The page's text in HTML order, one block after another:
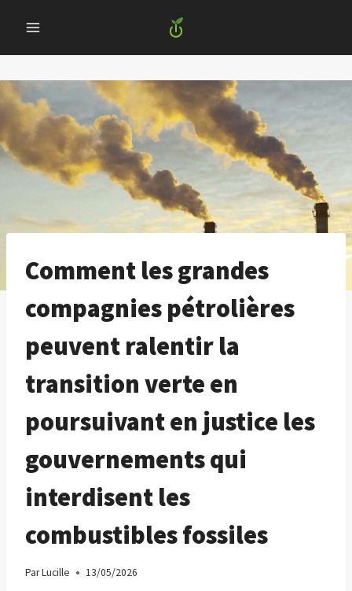
content
Comment les grandes
compagnies pétrolières
peuvent ralentir la
transition verte en
poursuivant en justice les
gouvernements qui
interdisent les
combustibles fossiles
ParLucille 13/05/2026